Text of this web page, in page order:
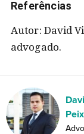
Referências
Autor: David
advogado.